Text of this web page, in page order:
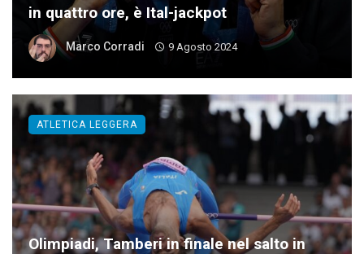
in quattro ore, è Ital-jackpot
Marco Corradi 9 Agosto 2024
Olimpiadi, Tamberi in finale nel salto in
ATLETICA LEGGERA